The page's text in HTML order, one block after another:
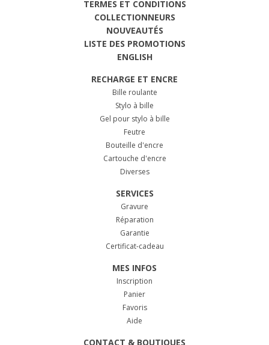
TERMES ET CONDITIONS
COLLECTIONNEURS
NOUVEAUTÉS
LISTE DES PROMOTIONS
ENGLISH
RECHARGE ET ENCRE
Bille roulante
Stylo à bille
Gel pour stylo à bille
Feutre
Bouteille d'encre
Cartouche d'encre
Diverses
SERVICES
Gravure
Réparation
Garantie
Certificat-cadeau
MES INFOS
Inscription
Panier
Favoris
Aide
CONTACT & BOUTIQUES